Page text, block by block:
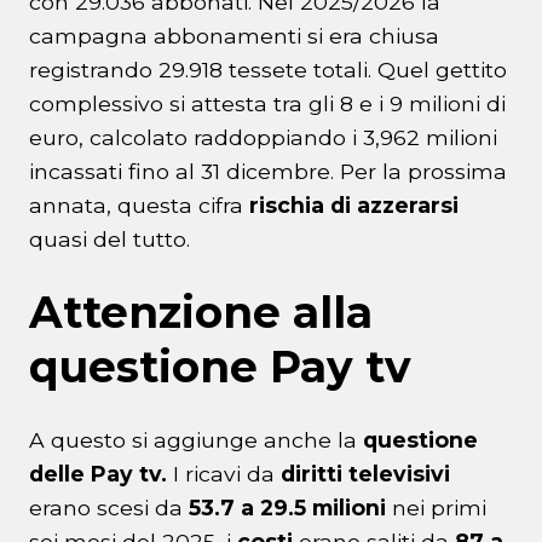
campagna abbonamenti si era chiusa
registrando 29.918 tessete totali. Quel gettito
complessivo si attesta tra gli 8 e i 9 milioni di
euro, calcolato raddoppiando i 3,962 milioni
incassati fino al 31 dicembre. Per la prossima
annata, questa cifra rischia di azzerarsi
quasi del tutto.
Attenzione alla
questione Pay tv
A questo si aggiunge anche la questione
delle Pay tv. I ricavi da diritti televisivi
erano scesi da 53.7 a 29.5 milioni nei primi